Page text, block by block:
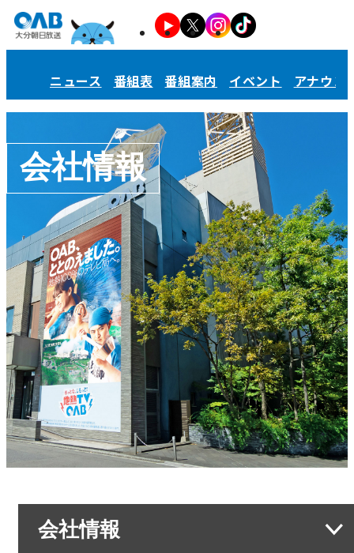
ニュース 番組表 番組案内 イベント アナウン
会社情報
会社情報